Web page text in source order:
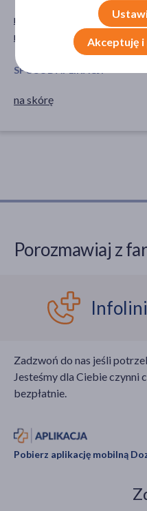
na dzień
na noc
SPOSÓB APLIKACJI
na skórę
Porozmawiaj z
Zadzwoń do nas jeśli
Jesteśmy dla Ciebie czynni
bezpłatnie.
Pobierz aplikację mobilną
Akceptuję i